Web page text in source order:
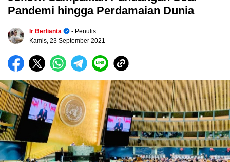
Pandemi hingga Perdamaian Dunia
Ir Berlianta
- Penulis
Kamis, 23 September 2021